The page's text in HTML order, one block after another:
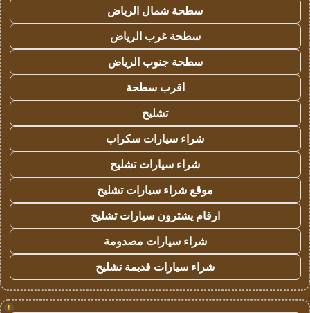
سطحة شمال الرياض
سطحة غرب الرياض
سطحة جنوب الرياض
اقرب سطحة
تشليح
شراء سيارات سكراب
شراء سيارات تشليح
موقع شراء سيارات تشليح
ارقام يشترون سيارات تشليح
شراء سيارات مصدومة
شراء سيارات قديمة تشليح
!